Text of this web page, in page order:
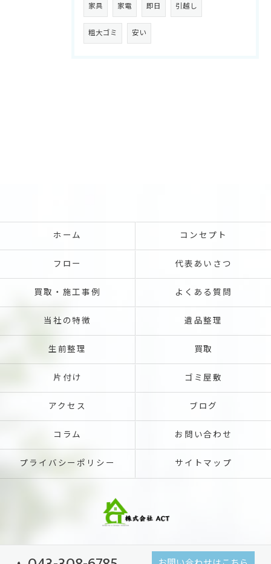
家具 家電 即日 引越し
粗大ゴミ 安い
ホーム コンセプト
フロー 代表あいさつ
買取・施工事例 よくある質問
当社の特徴 遺品整理
生前整理 買取
片付け ゴミ屋敷
アクセス ブログ
コラム お問い合わせ
プライバシーポリシー サイトマップ